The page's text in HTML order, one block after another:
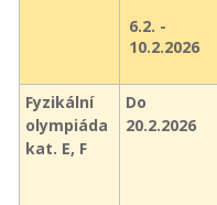
6.2. -
10.2.2026
Fyzikální
olympiáda
kat. E, F
Do
20.2.2026